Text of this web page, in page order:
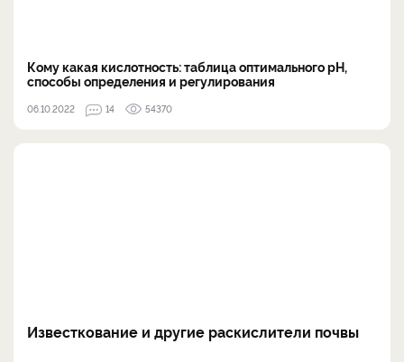
Кому какая кислотность: таблица оптимального pH,
способы определения и регулирования
06.10.2022 14 54370
Известкование и другие раскислители почвы